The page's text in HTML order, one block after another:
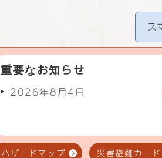
ス
重要なお知らせ
2026年8月4日
ハザードマップ 災害避難カー